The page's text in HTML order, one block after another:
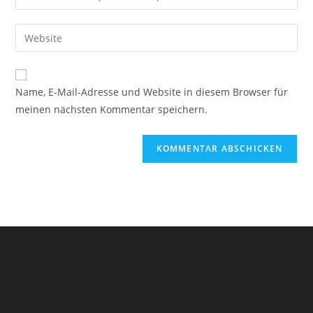
zum
Kommentieren
ein
deine
E-
Mail-
zum
Kommentieren
ein
Gib
deine
Website-
URL
Name, E-Mail-Adresse und Website in diesem Browser für
meinen nächsten Kommentar speichern.